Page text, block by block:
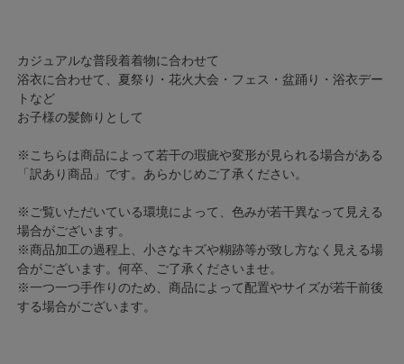
カジュアルな普段着着物に合わせて
浴衣に合わせて、夏祭り・花火大会・フェス・盆踊り・浴衣デー
トなど
お子様の髪飾りとして
※こちらは商品によって若干の瑕疵や変形が見られる場合がある
「訳あり商品」です。あらかじめご了承ください。
※ご覧いただいている環境によって、色みが若干異なって見える
場合がございます。
※商品加工の過程上、小さなキズや糊跡等が致し方なく見える場
合がございます。何卒、ご了承くださいませ。
※一つ一つ手作りのため、商品によって配置やサイズが若干前後
する場合がございます。